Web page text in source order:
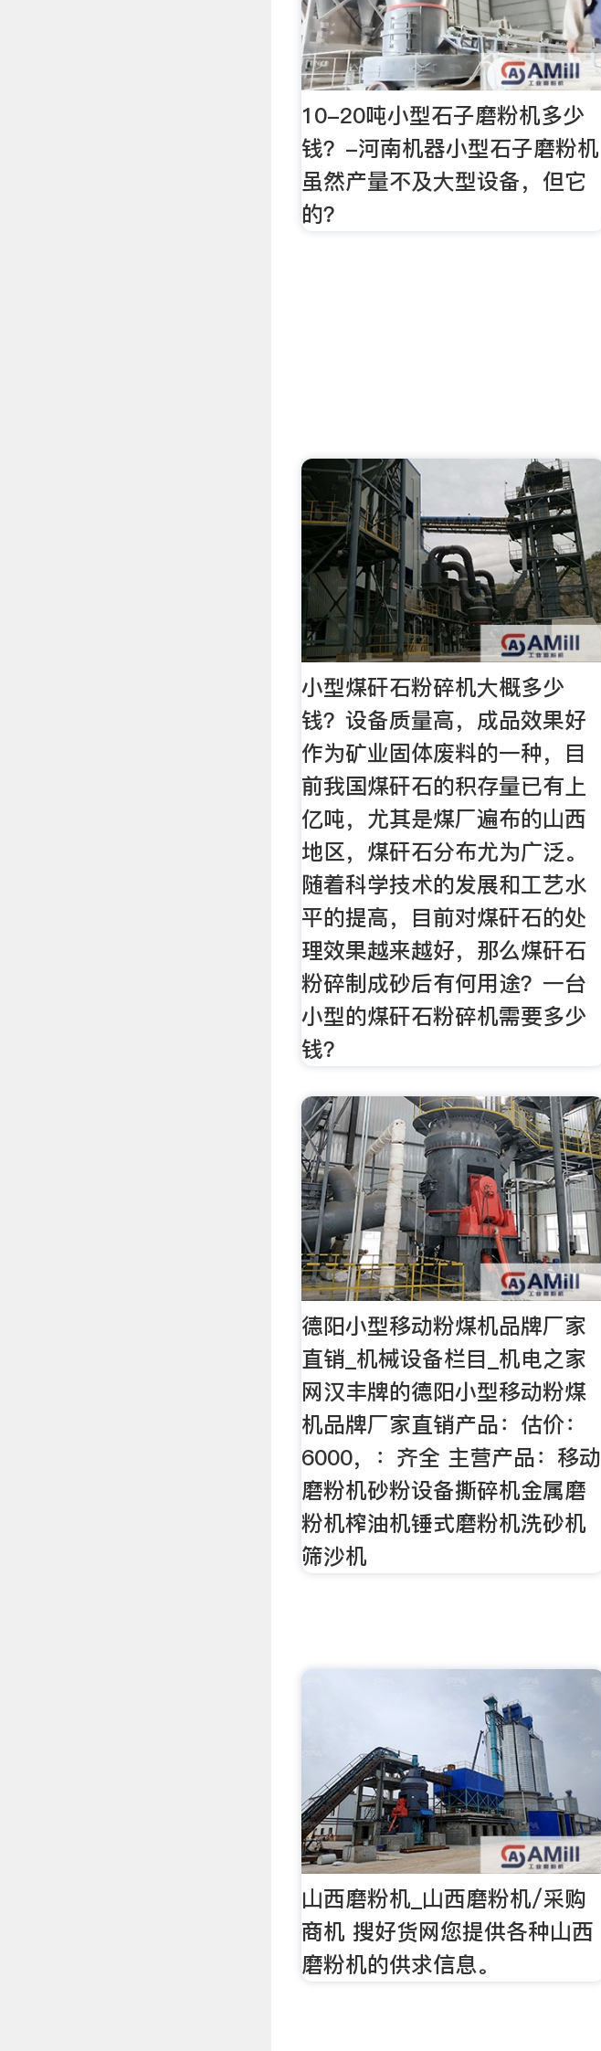
10-20吨小型石子磨粉机多少
钱？-河南机器小型石子磨粉机
虽然产量不及大型设备，但它
的？
小型煤矸石粉碎机大概多少
钱？设备质量高，成品效果好
作为矿业固体废料的一种，目
前我国煤矸石的积存量已有上
亿吨，尤其是煤厂遍布的山西
地区，煤矸石分布尤为广泛。
随着科学技术的发展和工艺水
平的提高，目前对煤矸石的处
理效果越来越好，那么煤矸石
粉碎制成砂后有何用途？一台
小型的煤矸石粉碎机需要多少
钱？
德阳小型移动粉煤机品牌厂家
直销_机械设备栏目_机电之家
网汉丰牌的德阳小型移动粉煤
机品牌厂家直销产品：估价：
6000，：齐全 主营产品：移动
磨粉机砂粉设备撕碎机金属磨
粉机榨油机锤式磨粉机洗砂机
筛沙机
山西磨粉机_山西磨粉机/采购
商机 搜好货网您提供各种山西
磨粉机的供求信息。